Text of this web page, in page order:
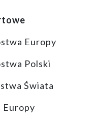
Europy
Polski
Świata
Europy